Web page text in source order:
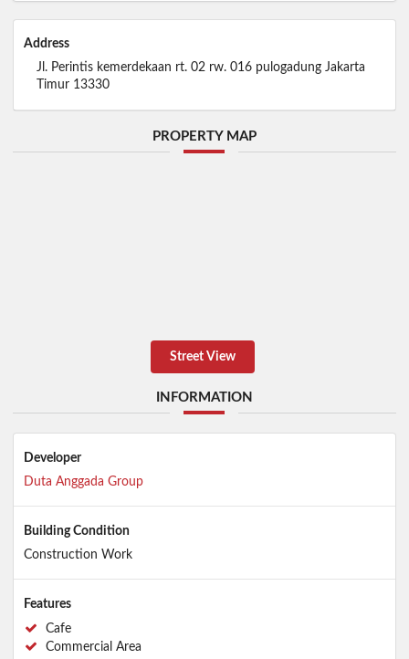
Address
Jl. Perintis kemerdekaan rt. 02 rw. 016 pulogadung Jakarta
Timur 13330
PROPERTY MAP
Street View
INFORMATION
Developer
Duta Anggada Group
Building Condition
Construction Work
Features
Cafe
Commercial Area